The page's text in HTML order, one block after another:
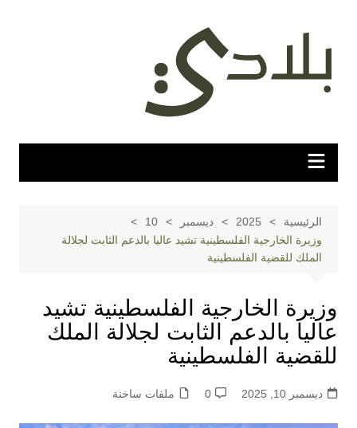
المحتوى
الرئيسية 2025 ديسمبر
10
وزيرة الخارجية الفلسطينية تشيد عاليا بالدعم الثابت لجلالة
الملك للقضية الفلسطينية
وزيرة الخارجية الفلسطينية تشيد
عاليا بالدعم الثابت لجلالة الملك
للقضية الفلسطينية
ديسمبر 10, 2025 0 ملفات ساخنة